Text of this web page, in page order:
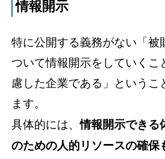
情報開示
特に公開する義務がない「被
ついて情報開示をしていくこ
慮した企業である」というこ
ます。
具体的には、情報開示できる
のための人的リソースの確保